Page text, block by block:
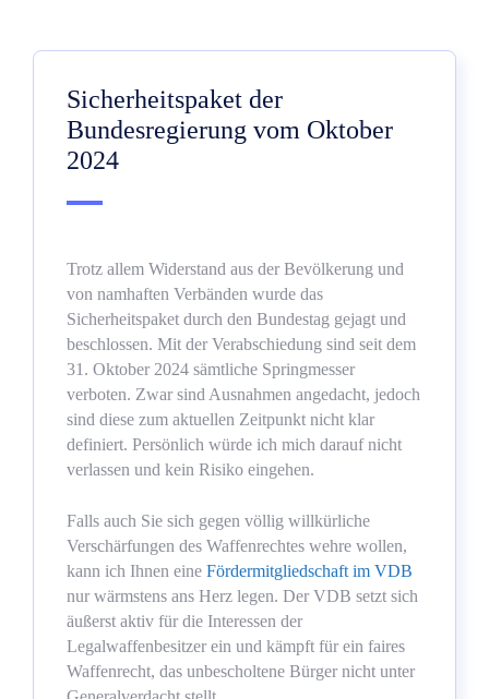
Sicherheitspaket der
Bundesregierung vom Oktober
2024
Trotz allem Widerstand aus der Bevölkerung und
von namhaften Verbänden wurde das
Sicherheitspaket durch den Bundestag gejagt und
beschlossen. Mit der Verabschiedung sind seit dem
31. Oktober 2024 sämtliche Springmesser
verboten. Zwar sind Ausnahmen angedacht, jedoch
sind diese zum aktuellen Zeitpunkt nicht klar
definiert. Persönlich würde ich mich darauf nicht
verlassen und kein Risiko eingehen.
Falls auch Sie sich gegen völlig willkürliche
Verschärfungen des Waffenrechtes wehre wollen,
kann ich Ihnen eine Fördermitgliedschaft im VDB
nur wärmstens ans Herz legen. Der VDB setzt sich
äußerst aktiv für die Interessen der
Legalwaffenbesitzer ein und kämpft für ein faires
Waffenrecht, das unbescholtene Bürger nicht unter